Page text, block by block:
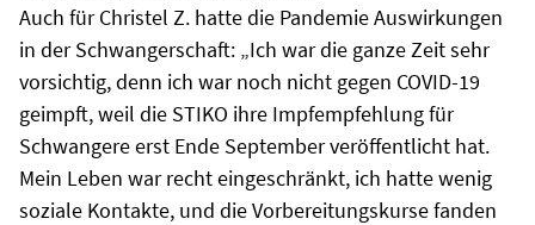
Auch für Christel Z. hatte die Pandemie Auswirkungen
in der Schwangerschaft: „Ich war die ganze Zeit sehr
vorsichtig, denn ich war noch nicht gegen COVID-19
geimpft, weil die STIKO ihre Impfempfehlung für
Schwangere erst Ende September veröffentlicht hat.
Mein Leben war recht eingeschränkt, ich hatte wenig
soziale Kontakte, und die Vorbereitungskurse fanden